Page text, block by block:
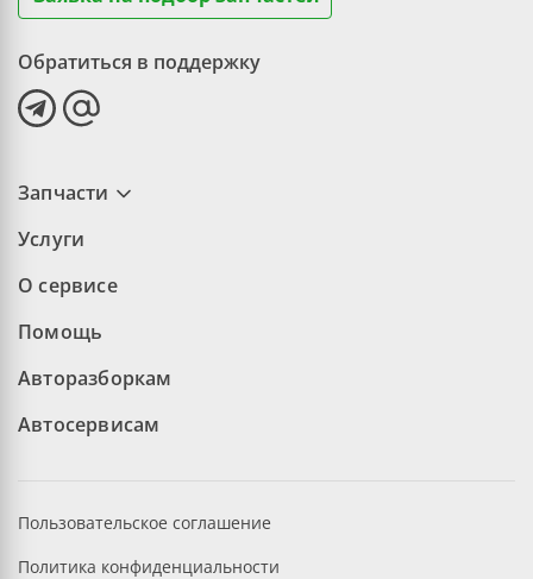
Обратиться в поддержку
Запчасти
Услуги
О сервисе
Помощь
Авторазборкам
Автосервисам
Пользовательское соглашение
Политика конфиденциальности